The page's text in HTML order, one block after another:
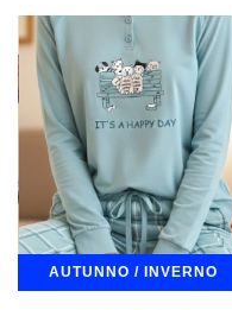
AUTUNNO / INVERNO